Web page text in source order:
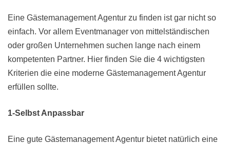
Eine Gästemanagement Agentur zu finden ist gar nicht so
einfach. Vor allem Eventmanager von mittelständischen
oder großen Unternehmen suchen lange nach einem
kompetenten Partner. Hier finden Sie die 4 wichtigsten
Kriterien die eine moderne Gästemanagement Agentur
erfüllen sollte.
1-Selbst Anpassbar
Eine gute Gästemanagement Agentur bietet natürlich eine